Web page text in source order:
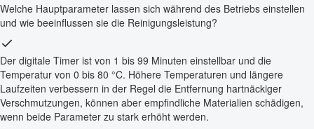
Welche Hauptparameter lassen sich während des Betriebs einstellen
und wie beeinflussen sie die Reinigungsleistung?
Der digitale Timer ist von 1 bis 99 Minuten einstellbar und die
Temperatur von 0 bis 80 °C. Höhere Temperaturen und längere
Laufzeiten verbessern in der Regel die Entfernung hartnäckiger
Verschmutzungen, können aber empfindliche Materialien schädigen,
wenn beide Parameter zu stark erhöht werden.